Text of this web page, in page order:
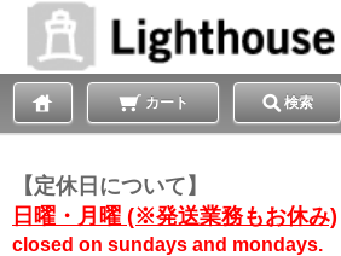
カート 検索
【定休日について】
日曜・月曜 (※発送業務もお休み)
closed on sundays and mondays.